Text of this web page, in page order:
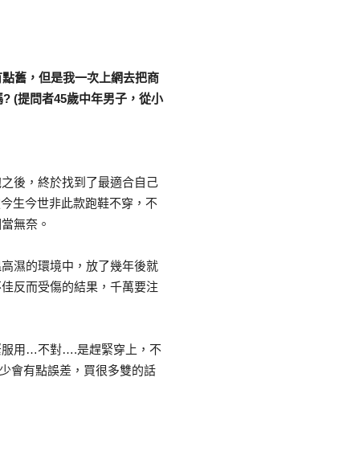
舊，但是我一次上網去把商
(提問者45歲中年男子，從小
後，終於找到了最適合自己
生今世非此款跑鞋不穿，不
無奈。
濕的環境中，放了幾年後就
反而受傷的結果，千萬要注
服用…不對….是趕緊穿上，不
會有點誤差，買很多雙的話